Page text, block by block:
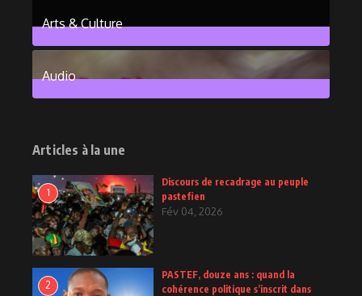
Arts & Culture
6Posts
Audio
Articles à la une
1
Discours de recadrage au peuple
pastefien
Fév 04, 2026
2
PASTEF, douze ans : quand la
cohérence politique s’inscrit dans